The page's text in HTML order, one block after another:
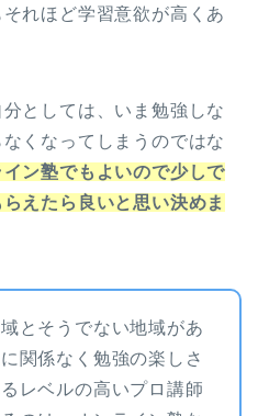
れほど学習意欲が高くあ
としては、いま勉強しな
くなってしまうのではな
イン塾でもよいので少しで
えたら良いと思い決めま
とそうでない地域があ
関係なく勉強の楽しさ
レベルの高いプロ講師